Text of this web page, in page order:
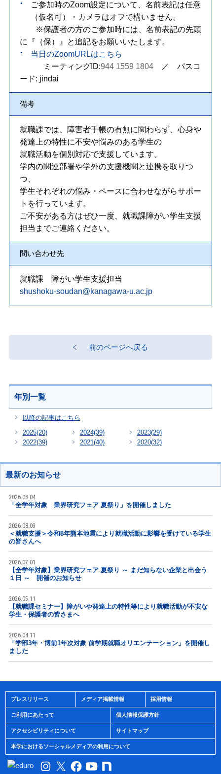
ご参加時のZoom設定について、名前表記は任意
（仮名可）・カメラはオフで構いません。
※保護者の方のご参加時には、名前表記の先頭
に『（保）』と追記をお願いいたします。
当日のZoomURLはこちら
ミーティングID:944 1559 1804／ パスコ
ード: jindai
備考
就職課では、障害者手帳の有無に関わらず、心身や
発達上の特性に不安や悩みのある学生の
就職活動を個別対応で支援しています。
学内の関連部署や学外の支援機関と連携を取りつ
つ、
学生それぞれの悩み・ペースに合わせながらサポー
トを行っています。
ご不安がある方はぜひ一度、就職課障がい学生支援
担当までご連絡ください。
問い合わせ先
就職課 障がい学生支援担当
shushoku-soudan@kanagawa-u.ac.jp
前のページへ戻る
年別一覧
以降の記事はこちら
2025(20) 2024(39) 2023(29)
2022(39) 2021(40) 2020(32)
最新のお知らせ
2026.08.04
「全学年対象 業界研究フェア 夏祭り」を開催しました
2026.08.03
＜就職支援＞令和8年熊本地震により就職活動に影響を受けている学生
の皆さんへ
2026.07.01
【全学年対象】業界研究フェア 夏祭り ～ まだ知らない企業と出会う
１日 ～ 開催のお知らせ
2026.05.11
【就職課セミナー】障がいや発達上の特性等により就職活動が不安な
学生・保護者の皆さまへ
2026.04.11
「学部3年・博前1年次対象 前学期就職オリエンテーション」を開催し
ました
プレスリリース メディア掲載情報 採用情報
ご利用にあたって 個人情報保護方針
アクセシビリティについて サイトマップ
本学におけるソーシャルメディアの利用について